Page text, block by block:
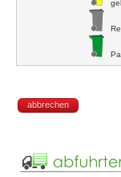
abbrechen